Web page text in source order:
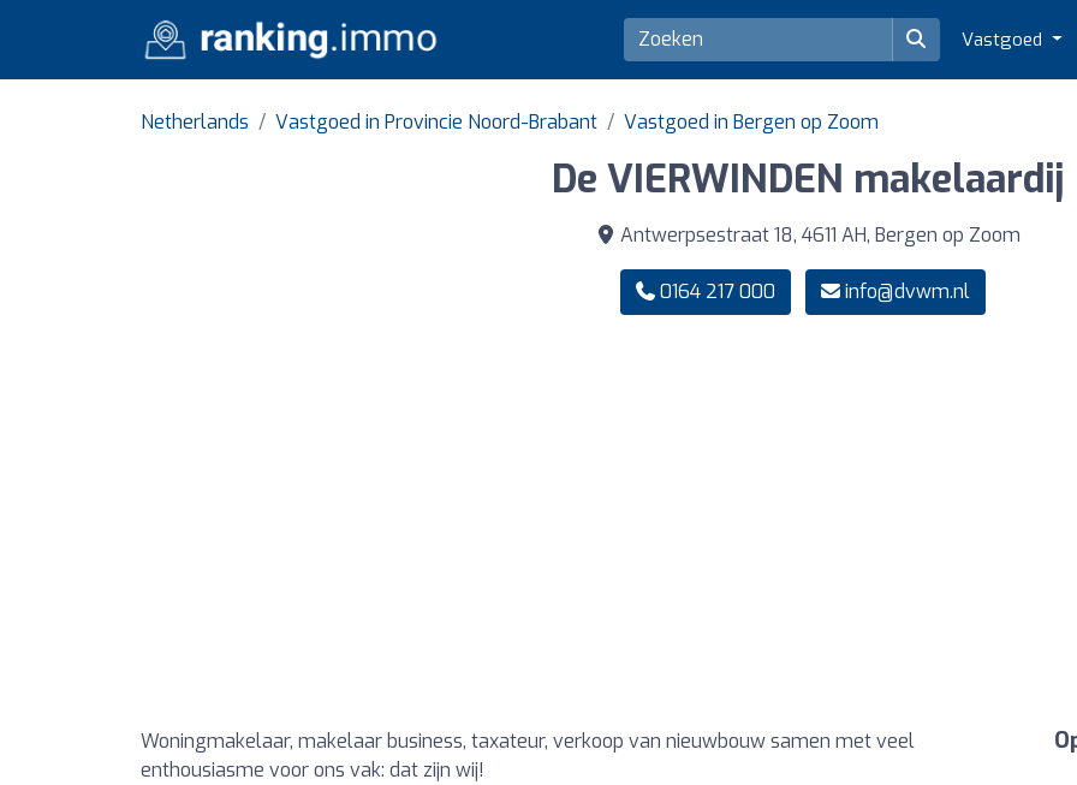
Vastgoed
Netherlands Vastgoed in Provincie Noord-Brabant Vastgoed in Bergen op Zoom
De VIERWINDEN makelaardij
Antwerpsestraat 18, 4611 AH, Bergen op Zoom
0164 217 000 info@dvwm.nl
Woningmakelaar, makelaar business, taxateur, verkoop van nieuwbouw samen met veel
enthousiasme voor ons vak: dat zijn wij!